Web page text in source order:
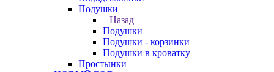
Подушки
Назад
Подушки
Подушки - корзинки
Подушки в кроватку
Простынки